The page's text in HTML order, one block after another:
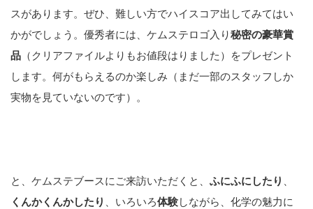
スがあります。ぜひ、難しい方でハイスコア出してみてはい
かがでしょう。優秀者には、ケムステロゴ入り秘密の豪華賞
品 （クリアファイルよりもお値段はりました）をプレゼント
します。何がもらえるのか楽しみ（まだ一部のスタッフしか
実物を見ていないのです）。
と、ケムステブースにご来訪いただくと、 ふにふにしたり
くんかくんかしたり
、いろいろ体験しながら、化学の魅力に